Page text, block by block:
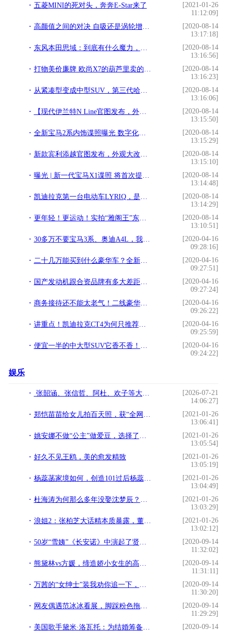
五菱MINI的死对头，奔奔E-Star来了
[2021-01-26
11:12:09]
高颜值之间的对决 自吸还是涡轮增压？丰田C-HR对比本田XR-V
[2020-08-14
13:17:18]
东风本田思域：到底有什么魔力，能让众多年轻消费者为之着迷
[2020-08-14
13:16:56]
打物美价廉牌 欧尚X7的葫芦里卖的是什么药？
[2020-08-14
13:16:23]
从紧凑型变成中型SUV，第三代哈弗H6越来越大，配置更高
[2020-08-14
13:16:06]
【现代伊兰特N Line官图发布，外观更运动】
[2020-08-14
13:15:50]
全新宝马2系内饰谍照曝光 数字化升级
[2020-08-14
13:15:29]
新款宾利添越官图发布，外观大改，更像一款奢华艺术品？
[2020-08-14
13:15:10]
曝光 | 新一代宝马X1谍照 将首次提供纯电动版本/2023年发布
[2020-08-14
13:14:48]
凯迪拉克第一台电动车LYRIQ，是否做到了一步到位？
[2020-08-14
13:14:29]
更年轻！更运动！实拍“雅阁王”东风本田INSPIRE
[2020-08-14
13:10:51]
30多万不要宝马3系、奥迪A4L，我买奔驰这款“小S级”！
[2020-04-16
09:28:16]
二十几万能买到什么豪华车？全新捷豹XEL，有后驱才够横！
[2020-04-16
09:27:51]
国产发动机跟合资品牌有多大差距？看看这些SUV就彻底服了
[2020-04-16
09:27:24]
商务接待还不能太老气！二线豪华你选雷克萨斯还是凯迪拉克？
[2020-04-16
09:26:22]
讲重点！凯迪拉克CT4为何只推荐顶配？
[2020-04-16
09:25:59]
便宜一半的中大型SUV它香不香！体验全新雪佛兰开拓者
[2020-04-16
09:24:22]
娱乐
张韶涵、张信哲、阿杜、欢子等大咖空降咸阳奥体中心，7月22日门票限时开抢！
[2026-07-21
14:06:27]
郑恺苗苗给女儿拍百天照，获“全网”好评，这才是百天照正确方式
[2021-01-26
13:06:41]
姚安娜不做“公主”做爱豆，选择了那就不要后悔
[2021-01-26
13:05:54]
好久不见王鸥，美的愈发精致
[2021-01-26
13:05:19]
杨蕊菡家境如何，创造101过后杨蕊菡的人气仍然不高
[2021-01-26
13:04:49]
杜海涛为何那么多年没娶沈梦辰？明星情侣之间恋爱保质期有多久？
[2021-01-26
13:03:29]
浪姐2：张柏芝大话精本质暴露，董洁是最美侧颜，那英众星捧月
[2021-01-26
13:02:12]
50岁“雪姨”《长安诺》中演起了贤妻良母，却没撑过4集
[2020-09-14
11:32:02]
熊黛林vs方媛，缔造娇小女生的高挑既视感，一点都不难
[2020-09-14
11:31:11]
万茜的“女绅士”装我劝你追一下，又攻又美，谁穿都赚足回头率
[2020-09-14
11:30:20]
网友偶遇范冰冰看展，脚踩粉色拖鞋，宽松白裙显胖，助理紧随左右
[2020-09-14
11:29:29]
美国歌手黛米·洛瓦托：为结婚筹备价值700万美元新豪宅！
[2020-09-14